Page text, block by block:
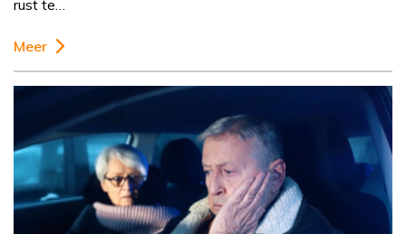
rust te…
Meer